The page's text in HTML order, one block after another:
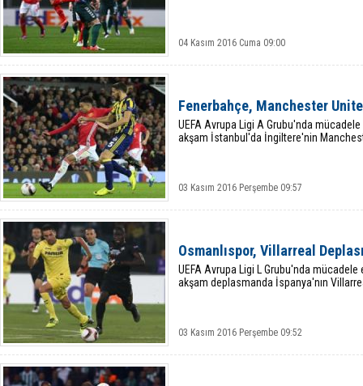
04 Kasım 2016 Cuma 09:00
Fenerbahçe, Manchester
UEFA Avrupa Ligi A Grubu'nda
akşam İstanbul'da İngiltere'nin
03 Kasım 2016 Perşembe 09:57
Osmanlıspor, Villarreal
UEFA Avrupa Ligi L Grubu'nda
akşam deplasmanda İspanya'nın
03 Kasım 2016 Perşembe 09:52